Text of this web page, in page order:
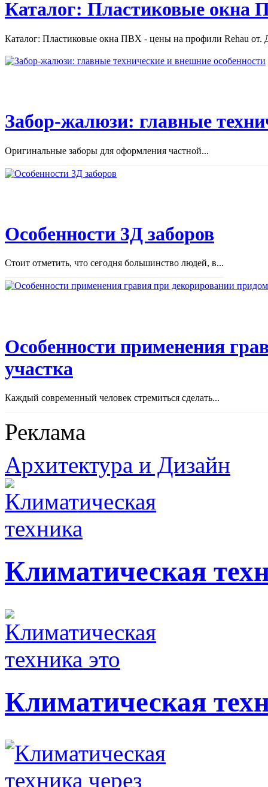
Каталог: Пластиковые окна
Каталог: Пластиковые окна ПВХ - цены на профили Rehau от.
Забор-жалюзи: главные
Оригинальные заборы для оформления частной...
Особенности 3Д заборов
Стоит отметить, что сегодня большинство людей, в...
Особенности применения
участка
Каждый современный человек стремиться сделать...
Реклама
Архитектура и Дизайн
Климатическая
Климатическая